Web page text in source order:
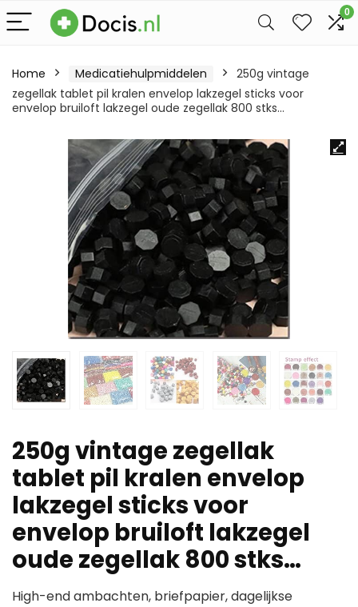
0
Home Medicatiehulpmiddelen
250g vintage
zegellak tablet pil kralen envelop lakzegel sticks voor
envelop bruiloft lakzegel oude zegellak 800 stks…
250g vintage zegellak
tablet pil kralen envelop
lakzegel sticks voor
envelop bruiloft lakzegel
oude zegellak 800 stks…
High-end ambachten, briefpapier, dagelijkse